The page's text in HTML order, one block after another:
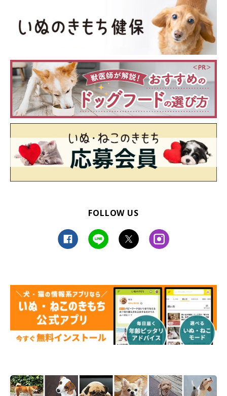
FOLLOW US